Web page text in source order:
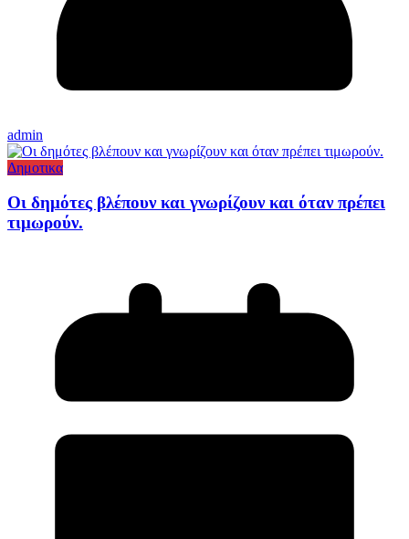
admin
Δημοτικα
Οι δημότες βλέπουν και γνωρίζουν και όταν πρέπει
τιμωρούν.